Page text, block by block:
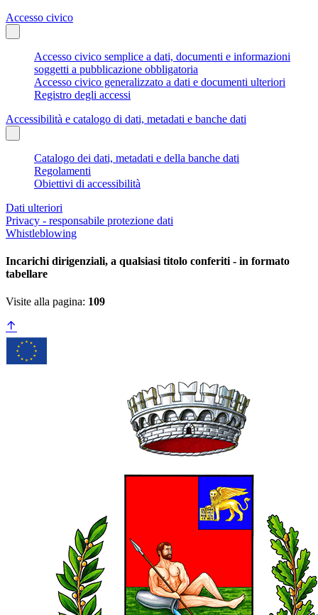
Accesso civico
Accesso civico semplice a dati, documenti e informazioni
soggetti a pubblicazione obbligatoria
Accesso civico generalizzato a dati e documenti ulteriori
Registro degli accessi
Accessibilità e catalogo di dati, metadati e banche dati
Catalogo dei dati, metadati e della banche dati
Regolamenti
Obiettivi di accessibilità
Dati ulteriori
Privacy - responsabile protezione dati
Whistleblowing
Incarichi dirigenziali, a qualsiasi titolo conferiti - in formato
tabellare
Visite alla pagina: 109